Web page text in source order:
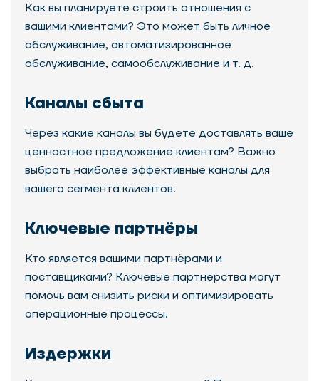
Как вы планируете строить отношения с
вашими клиентами? Это может быть личное
обслуживание, автоматизированное
обслуживание, самообслуживание и т. д.
Каналы сбыта
Через какие каналы вы будете доставлять ваше
ценностное предложение клиентам? Важно
выбрать наиболее эффективные каналы для
вашего сегмента клиентов.
Ключевые партнёры
Кто является вашими партнёрами и
поставщиками? Ключевые партнёрства могут
помочь вам снизить риски и оптимизировать
операционные процессы.
Издержки